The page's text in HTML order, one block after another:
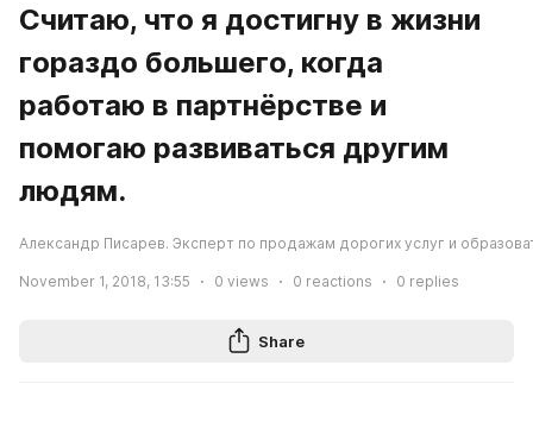
Считаю, что я достигну в жизни
гораздо большего, когда
работаю в партнёрстве и
помогаю развиваться другим
людям.
Александр Писарев. Эксперт по продажам дорогих услуг и
November 1, 2018, 13:55 0 views 0 reactions 0 replies
Share